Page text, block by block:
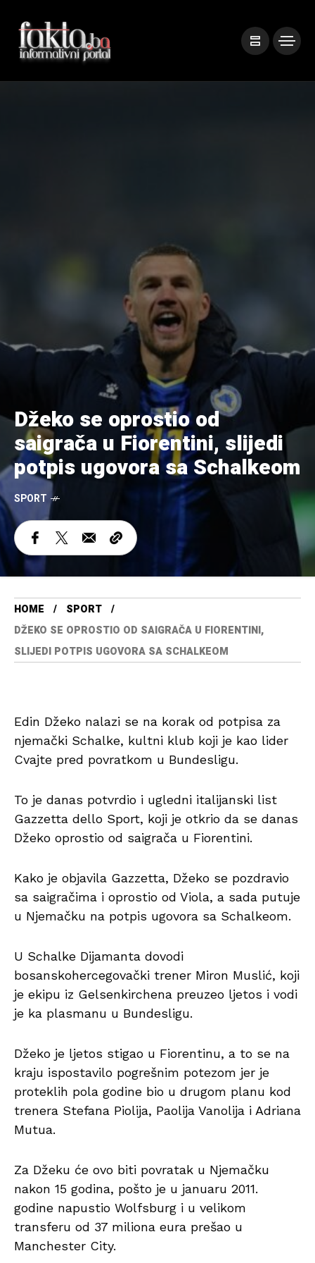
Džeko se oprostio od
saigrača u Fiorentini, slijedi
potpis ugovora sa Schalkeom
SPORT
HOME
SPORT
DŽEKO SE OPROSTIO OD SAIGRAČA U FIORENTINI,
SLIJEDI POTPIS UGOVORA SA SCHALKEOM
Edin Džeko nalazi se na korak od potpisa za
njemački Schalke, kultni klub koji je kao lider
Cvajte pred povratkom u Bundesligu.
To je danas potvrdio i ugledni italijanski list
Gazzetta dello Sport, koji je otkrio da se danas
Džeko oprostio od saigrača u Fiorentini.
Kako je objavila Gazzetta, Džeko se pozdravio
sa saigračima i oprostio od Viola, a sada putuje
u Njemačku na potpis ugovora sa Schalkeom.
U Schalke Dijamanta dovodi
bosanskohercegovački trener Miron Muslić, koji
je ekipu iz Gelsenkirchena preuzeo ljetos i vodi
je ka plasmanu u Bundesligu.
Džeko je ljetos stigao u Fiorentinu, a to se na
kraju ispostavilo pogrešnim potezom jer je
proteklih pola godine bio u drugom planu kod
trenera Stefana Piolija, Paolija Vanolija i Adriana
Mutua.
Za Džeku će ovo biti povratak u Njemačku
nakon 15 godina, pošto je u januaru 2011.
godine napustio Wolfsburg i u velikom
transferu od 37 miliona eura prešao u
Manchester City.